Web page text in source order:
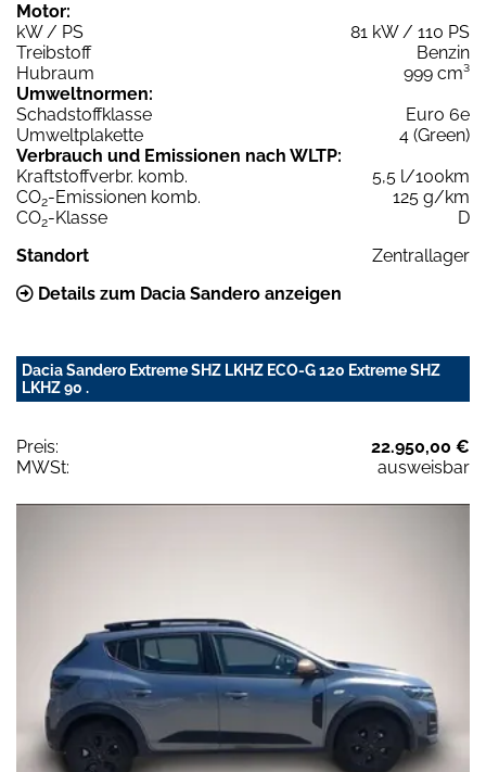
Motor:
kW / PS
81 kW / 110 PS
Treibstoff
Benzin
Hubraum
999 cm³
Umweltnormen:
Schadstoffklasse
Euro 6e
Umweltplakette
4 (Green)
Verbrauch und Emissionen nach WLTP:
Kraftstoffverbr. komb.
5,5 l/100km
CO2-Emissionen komb.
125 g/km
CO2-Klasse
D
Standort
Zentrallager
Details zum Dacia Sandero anzeigen
Dacia Sandero Extreme SHZ LKHZ ECO-G 120 Extreme SHZ
LKHZ 90 .
Preis:
22.950,00 €
MWSt:
ausweisbar